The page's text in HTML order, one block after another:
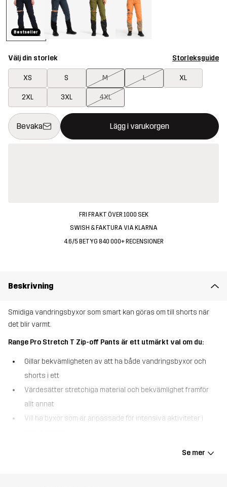
Bestseller
Välj din storlek Storleksguide
XS S M L XL
2XL 3XL 4XL
Bevaka Lägg i varukorgen
Denna knapp kommer att öppna en modal som bekräftar en ny
{{size}} inte tillgänglig
FRI FRAKT ÖVER 1000 SEK
SWISH & FAKTURA VIA KLARNA
4.6/5 BETYG 840 000+ RECENSIONER
Beskrivning
Smidiga vandringsbyxor som smart kan göras om till shorts när
det blir varmt.
Range Pro Stretch T Zip-off Pants är ett utmärkt val om du:
Gillar bekvämligheten av att ha både vandringsbyxor och
shorts i ett
Värdesätter stretchiga material och bekvämlighet framför
allt annat
Vill ha byxor som är anpassade för intensiva aktiviteter i
Se mer